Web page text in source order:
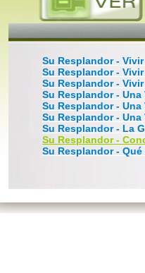
Su Resplandor -
Su Resplandor -
Su Resplandor -
Su Resplandor -
Su Resplandor - Una
Su Resplandor - Una
Su Resplandor - La
Su Resplandor -
Su Resplandor -